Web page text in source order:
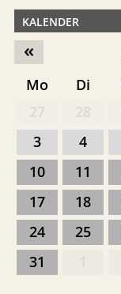
KALENDER
«
Mo Di
3
4
10
11
17
18
24
25
31